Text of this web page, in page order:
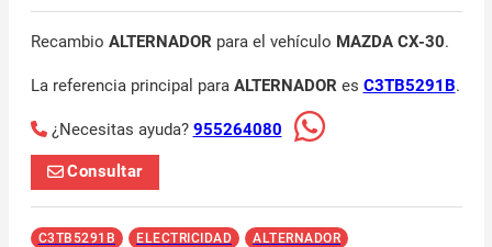
Recambio ALTERNADOR para el vehículo MAZDA CX-30.
La referencia principal para ALTERNADOR es C3TB5291B.
¿Necesitas ayuda? 955264080
Consultar
C3TB5291B ELECTRICIDAD
ALTERNADOR